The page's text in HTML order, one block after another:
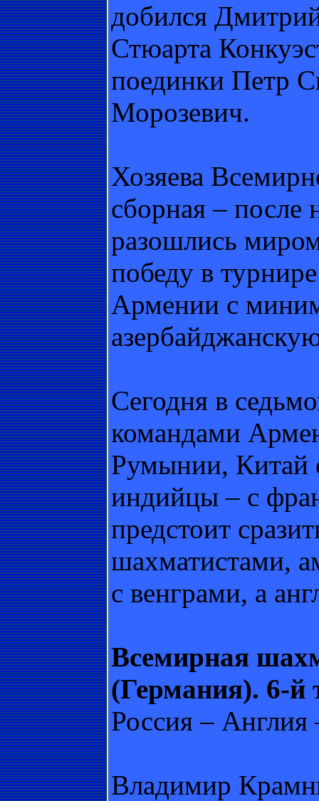
добился
Стюарта
поединки Петр
Морозевич.
Хозяева
сборная – после
разошлись
победу в
Армении с
Сегодня в
командами
Румынии, Китай
индийцы – с
предстоит
шахматистами,
с венграми, а
Всемирная
(Германия). 6-й
Россия – Англия
Владимир